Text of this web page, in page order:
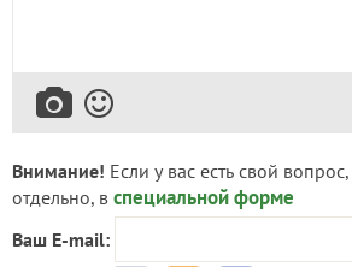
Внимание! Если у вас есть свой
отдельно, в специальной форме
Ваш E-mail: